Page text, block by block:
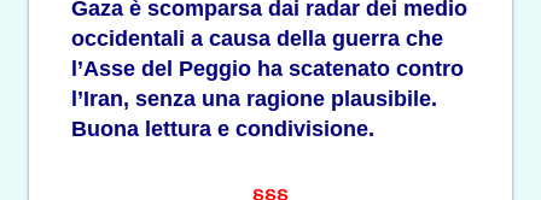
Gaza è scomparsa dai radar dei medio
occidentali a causa della guerra che
l’Asse del Peggio ha scatenato contro
l’Iran, senza una ragione plausibile.
Buona lettura e condivisione.